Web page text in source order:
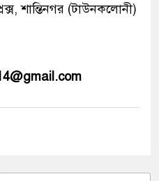
শান্তিনগর (টাউনকলোনী)